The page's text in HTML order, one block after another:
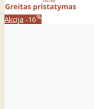
Akcija -16%